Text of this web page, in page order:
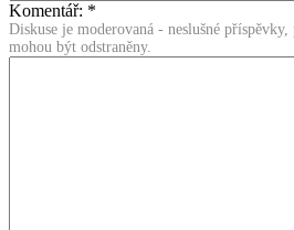
Komentář: *
Diskuse je moderovaná - neslušné
mohou být odstraněny.